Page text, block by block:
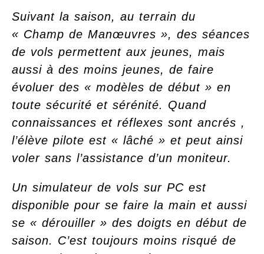
Suivant la saison, au terrain du
« Champ de Manœuvres », des séances
de vols permettent aux jeunes, mais
aussi à des moins jeunes, de faire
évoluer des « modèles de début » en
toute sécurité et sérénité. Quand
connaissances et réflexes sont ancrés ,
l’élève pilote est « lâché » et peut ainsi
voler sans l’assistance d’un moniteur.
Un simulateur de vols sur PC est
disponible pour se faire la main et aussi
se « dérouiller » des doigts en début de
saison. C’est toujours moins risqué de